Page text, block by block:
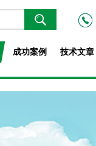
成功案例 技术文章